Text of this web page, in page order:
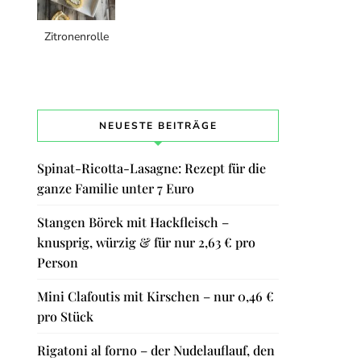
Zitronenrolle
NEUESTE BEITRÄGE
Spinat-Ricotta-Lasagne: Rezept für die
ganze Familie unter 7 Euro
Stangen Börek mit Hackfleisch –
knusprig, würzig & für nur 2,63 € pro
Person
Mini Clafoutis mit Kirschen – nur 0,46 €
pro Stück
Rigatoni al forno – der Nudelauflauf, den